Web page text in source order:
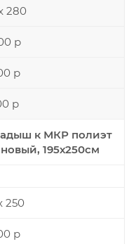
280
р
р
р
к МКР полиэт
195х250см
250
р